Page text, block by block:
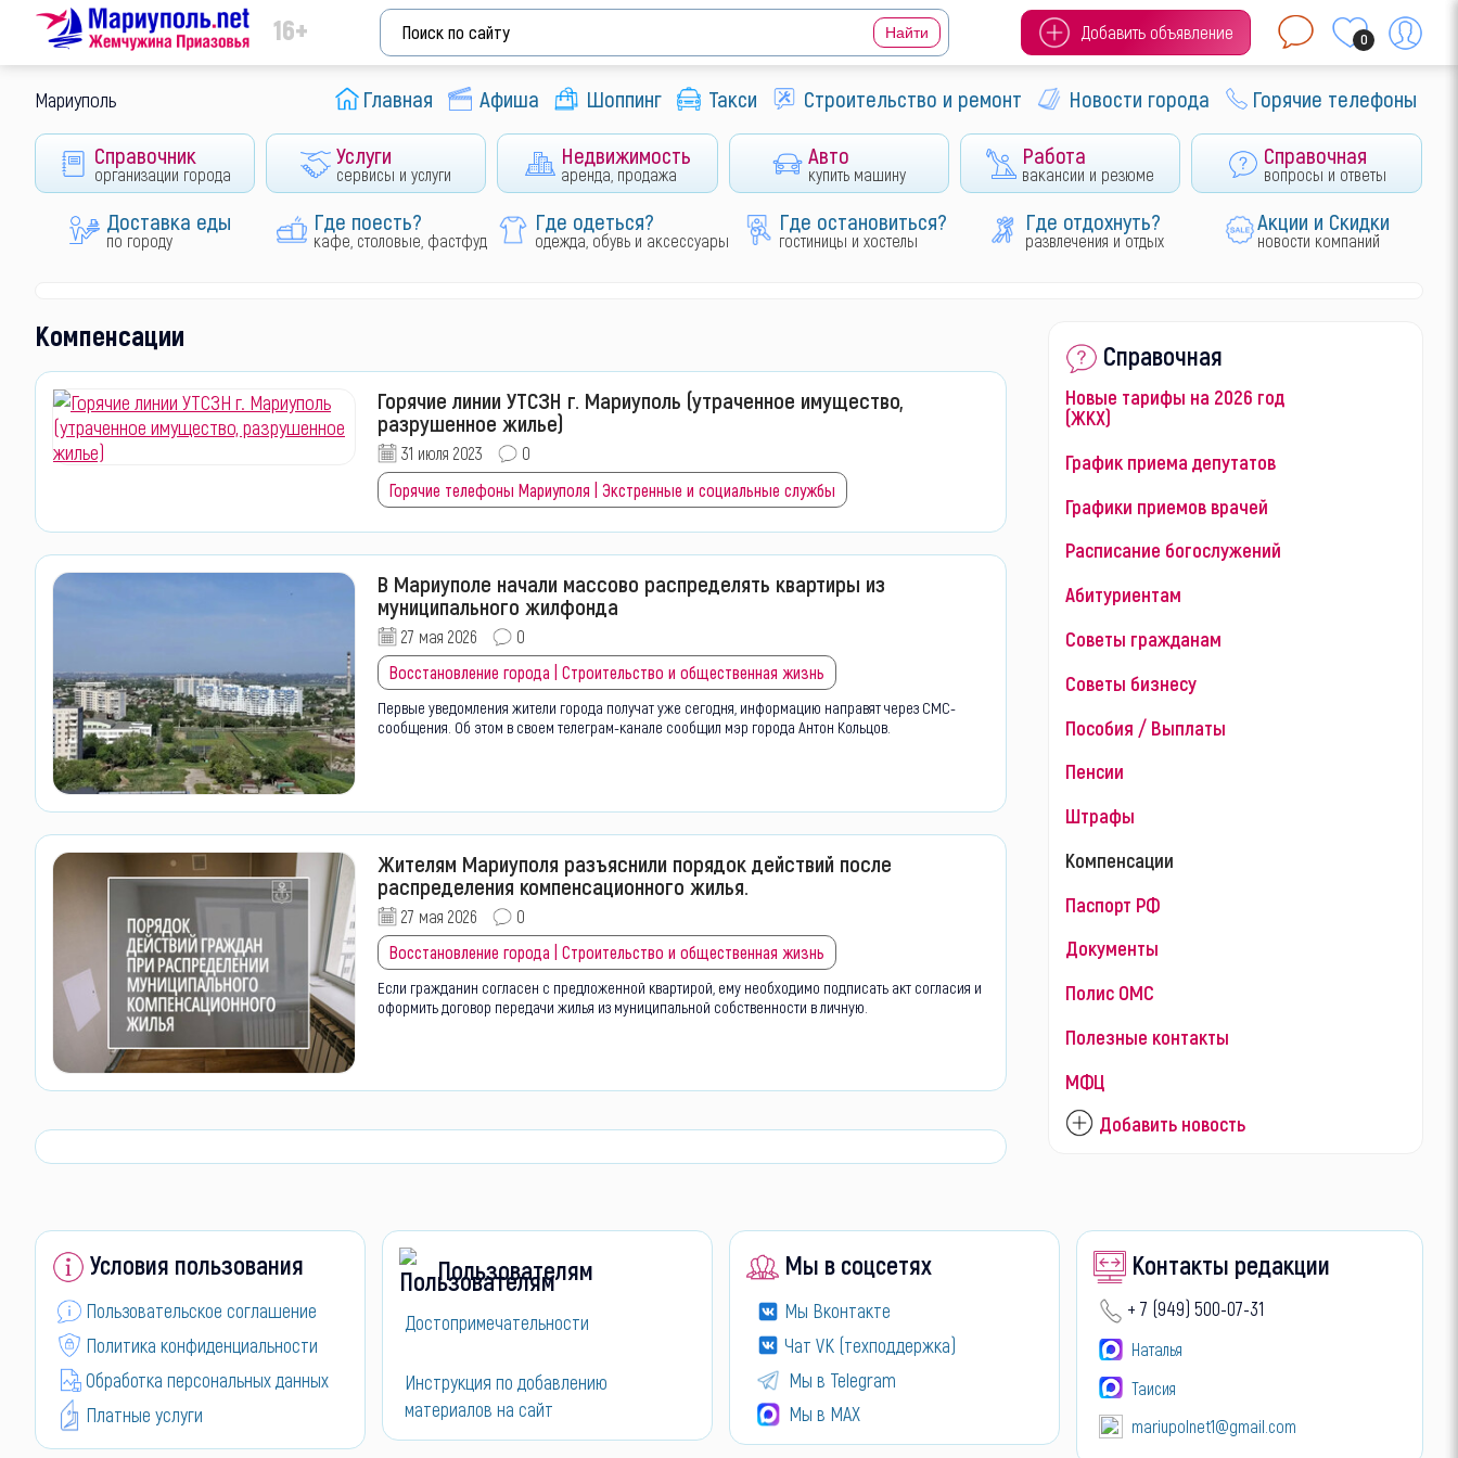
16+ Добавить объявление 0
Мариуполь Главная Афиша Шоппинг Такси Строительство и ремонт Новости города Горячие телефоны
Справочник
организации города
Услуги
сервисы и услуги
Недвижимость
аренда, продажа
Авто
купить машину
Работа
вакансии и резюме
Справочная
вопросы и ответы
Доставка еды
по городу
Где поесть?
кафе, столовые, фастфуд
Где одеться?
одежда, обувь и аксессуары
Где остановиться?
гостиницы и хостелы
Где отдохнуть?
развлечения и отдых
Акции и Скидки
новости компаний
Компенсации
Горячие линии УТСЗН г. Мариуполь (утраченное имущество,
разрушенное жилье)
31 июля 2023
0
Горячие телефоны Мариуполя | Экстренные и социальные службы
В Мариуполе начали массово распределять квартиры из
муниципального жилфонда
27 мая 2026
0
Восстановление города | Строительство и общественная жизнь
Первые уведомления жители города получат уже сегодня, информацию направят через СМС-
сообщения. Об этом в своем телеграм-канале сообщил мэр города Антон Кольцов.
Жителям Мариуполя разъяснили порядок действий после
распределения компенсационного жилья.
27 мая 2026
0
Восстановление города | Строительство и общественная жизнь
Если гражданин согласен с предложенной квартирой, ему необходимо подписать акт согласия и
оформить договор передачи жилья из муниципальной собственности в личную.
Справочная
Новые тарифы на 2026 год
(ЖКХ)
График приема депутатов
Графики приемов врачей
Расписание богослужений
Абитуриентам
Советы гражданам
Советы бизнесу
Пособия / Выплаты
Пенсии
Штрафы
Компенсации
Паспорт РФ
Документы
Полис ОМС
Полезные контакты
МФЦ
Добавить новость
Условия пользования
Пользовательское соглашение
Политика конфиденциальности
Обработка персональных данных
Платные услуги
Пользователям
Достопримечательности
Инструкция по добавлению
материалов на сайт
Мы в соцсетях
Мы Вконтакте
Чат VK (техподдержка)
Мы в Telegram
Мы в МАХ
Контакты редакции
+ 7 (949) 500-07-31
Наталья
Таисия
mariupolnet1@gmail.com